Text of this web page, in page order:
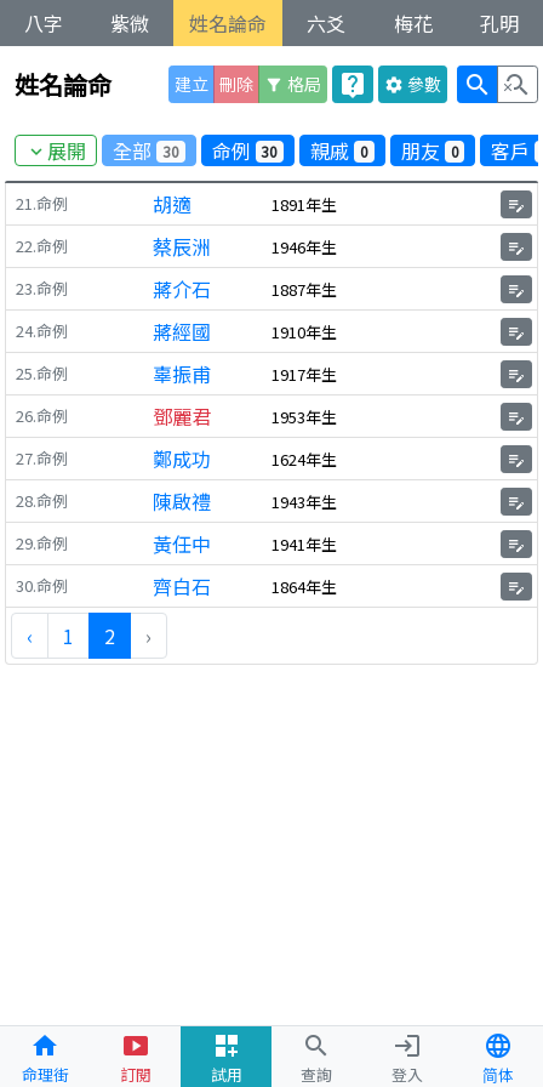
八字 紫微 姓名論命 六爻 梅花 孔明
姓名論命 建立 刪除 filter_alt 格局 live_help settings 參數 search search_off
expand_more 展開 全部 30 命例 30 親戚 0 朋友 0 客戶
21.命例 胡適 1891年生 edit_note
22.命例 蔡辰洲 1946年生 edit_note
23.命例 蔣介石 1887年生 edit_note
24.命例 蔣經國 1910年生 edit_note
25.命例 辜振甫 1917年生 edit_note
26.命例 鄧麗君 1953年生 edit_note
27.命例 鄭成功 1624年生 edit_note
28.命例 陳啟禮 1943年生 edit_note
29.命例 黃任中 1941年生 edit_note
30.命例 齊白石 1864年生 edit_note
‹ 1 2 ›
home
命理街
smart_display
訂閱
dashboard_customize
試用
search
查詢
login
登入
language
简体